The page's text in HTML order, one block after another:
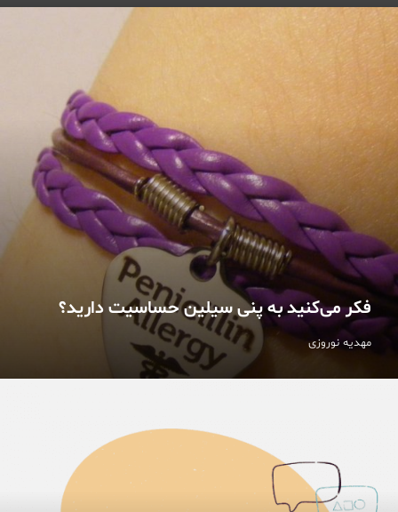
مهدیه نوروزی
فکر می‌کنید به پنی سیلین حساسیت دارید؟